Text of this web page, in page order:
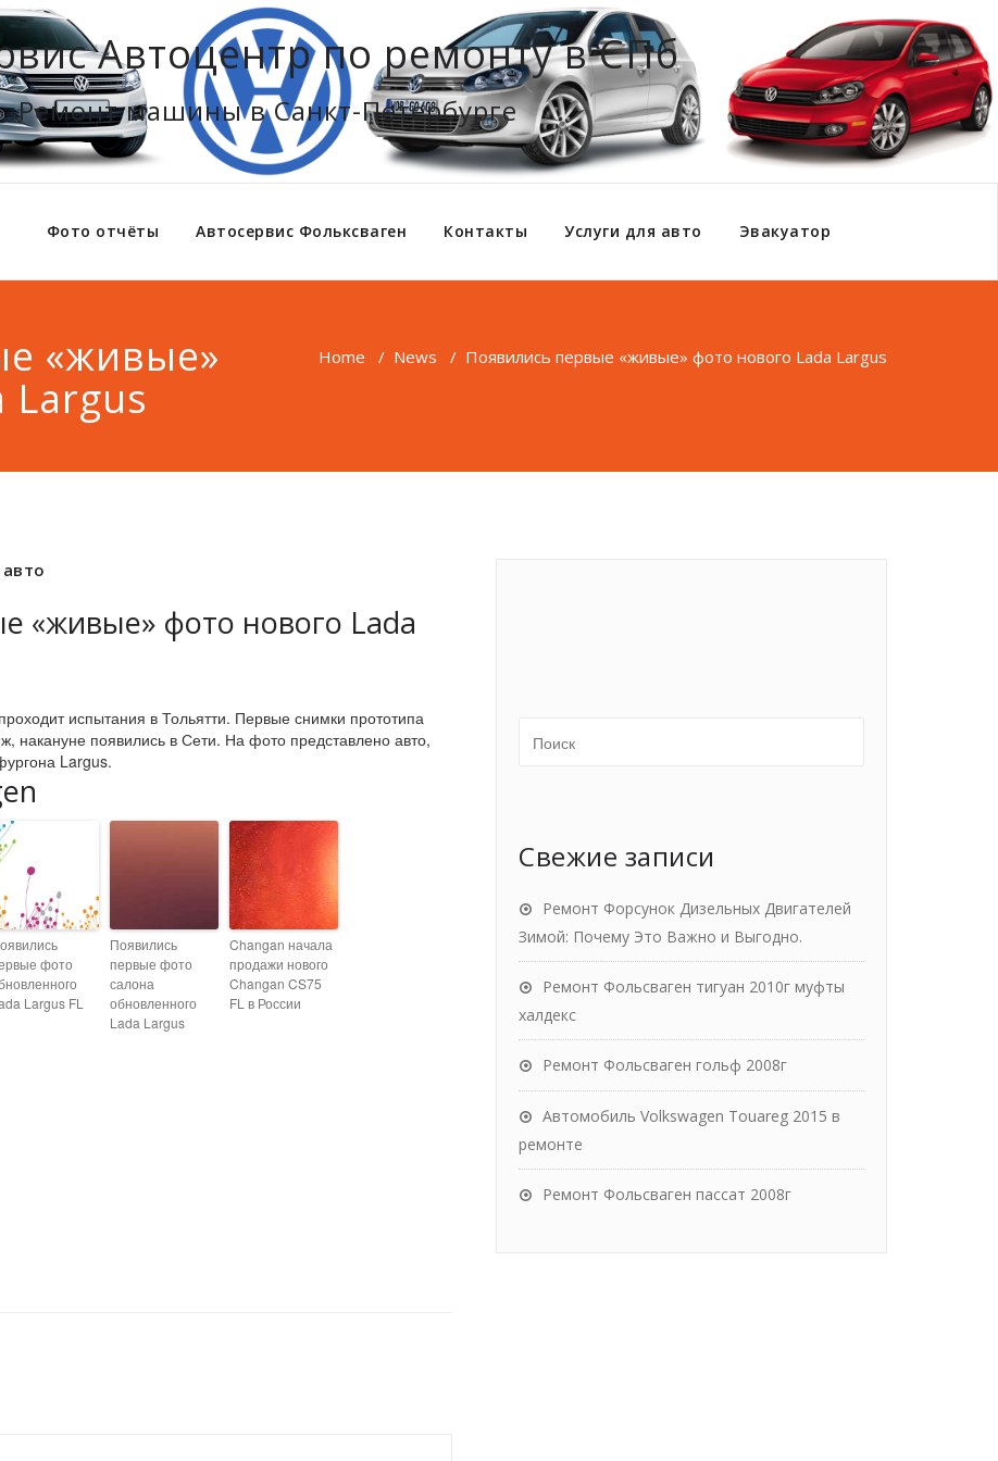
Автоцентр по ремонту в СПб
Ремонт машины в Санкт-Петербурге
Фото отчёты Автосервис Фольксваген Контакты Услуги для авто Эвакуатор
«живые»
Largus
Home / News / Появились первые «живые» фото нового Lada Largus
авто
«живые» фото нового Lada
испытания в Тольятти. Первые снимки прототипа
накануне появились в Сети. На фото представлено авто,
Largus.
фото
Largus FL
Появились
первые фото
салона
обновленного
Lada Largus
Changan начала
продажи нового
Changan CS75
FL в России
Свежие записи
Ремонт Форсунок Дизельных Двигателей
Зимой: Почему Это Важно и Выгодно.
Ремонт Фольсваген тигуан 2010г муфты
халдекс
Ремонт Фольсваген гольф 2008г
Автомобиль Volkswagen Touareg 2015 в
ремонте
Ремонт Фольсваген пассат 2008г